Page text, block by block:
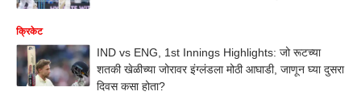
क्रिकेट
IND vs ENG, 1st Innings Highlights: जो रूटच्या
शतकी खेळीच्या जोरावर इंग्लंडला मोठी आघाडी, जाणून घ्या दुसरा
दिवस कसा होता?